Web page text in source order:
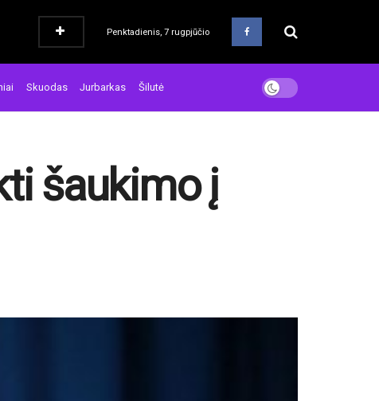
Penktadienis, 7 rugpjūčio
Skuodas Jurbarkas Šilutė
šaukimo į